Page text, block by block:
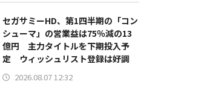
セガサミーHD、第1四半期の「コン
シューマ」の営業益は75％減の13
億円 主力タイトルを下期投入予
定 ウィッシュリスト登録は好調
2026.08.07 12:32